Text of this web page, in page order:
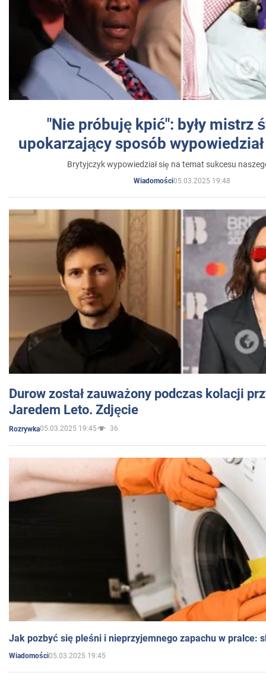
"Nie próbuję kpić": były mistrz
upokarzający sposób
Brytyjczyk wypowiedział się na temat sukcesu
Wiadomości05.03.2025 19:48
Durow został zauważony podczas kolacji
Jaredem Leto. Zdjęcie
Rozrywka05.03.2025 19:45 36
Jak pozbyć się pleśni i nieprzyjemnego zapachu w pralce:
Wiadomości05.03.2025 19:45